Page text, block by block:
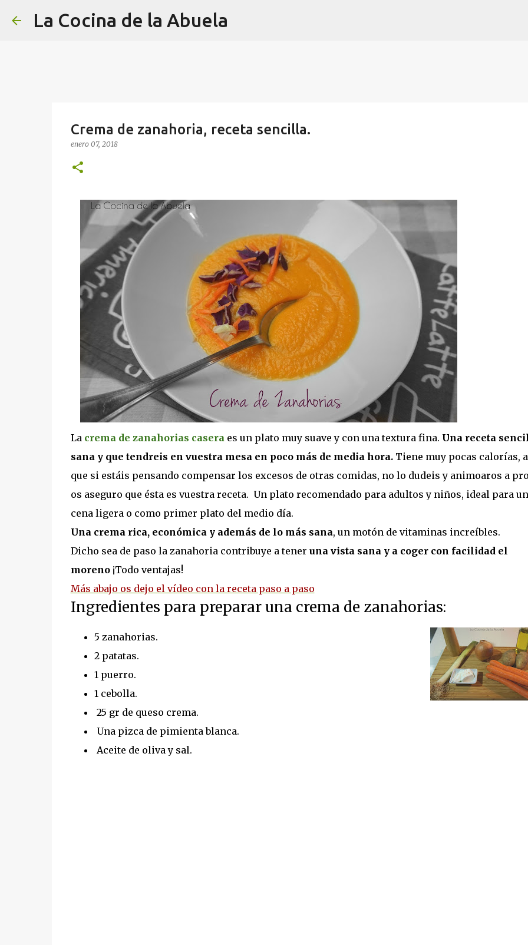
La Cocina de la Abuela
Crema de zanahoria, receta sencilla.
enero 07, 2018
La crema de zanahorias caseraes un plato muy suave y con una textura fina. Una receta
sana y que tendreis en vuestra mesa en poco más de media hora. Tiene muy pocas calorías,
que si estáis pensando compensar los excesos de otras comidas, no lo dudeis y animoaros a
os aseguro que ésta es vuestra receta. Un plato recomendado para adultos y niños, ideal para
cena ligera o como primer plato del medio día.
Una crema rica, económica y además de lo más sana, un motón de vitaminas increíbles.
Dicho sea de paso la zanahoria contribuye a tener una vista sana y a coger con facilidad el
moreno¡Todo ventajas!
Más abajo os dejo el vídeo con la receta paso a paso
Ingredientes para preparar una crema de zanahorias:
5 zanahorias.
2 patatas.
1 puerro.
1 cebolla.
25 gr de queso crema.
Una pizca de pimienta blanca.
Aceite de oliva y sal.